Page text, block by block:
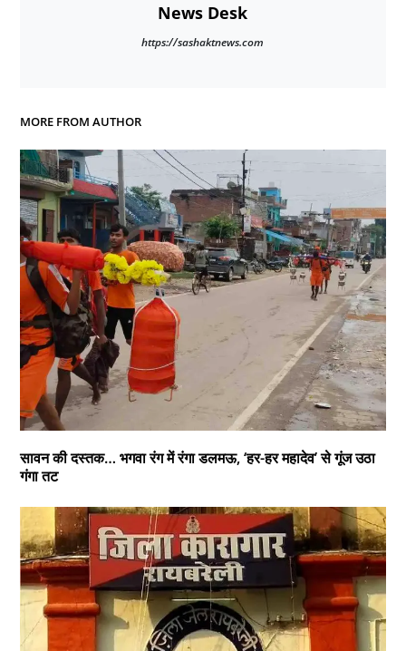
News Desk
https://sashaktnews.com
MORE FROM AUTHOR
सावन की दस्तक… भगवा रंग में रंगा डलमऊ, ‘हर-हर महादेव’ से गूंज उठा
गंगा तट